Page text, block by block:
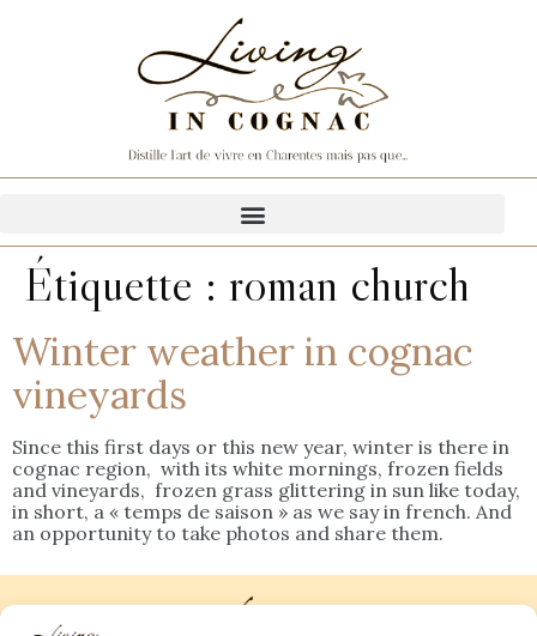
Étiquette : roman church
Winter weather in cognac
vineyards
Since this first days or this new year, winter is there in
cognac region, with its white mornings, frozen fields
and vineyards, frozen grass glittering in sun like today,
in short, a « temps de saison » as we say in french. And
an opportunity to take photos and share them.